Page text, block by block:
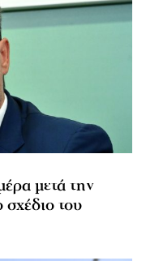
μετά την
του